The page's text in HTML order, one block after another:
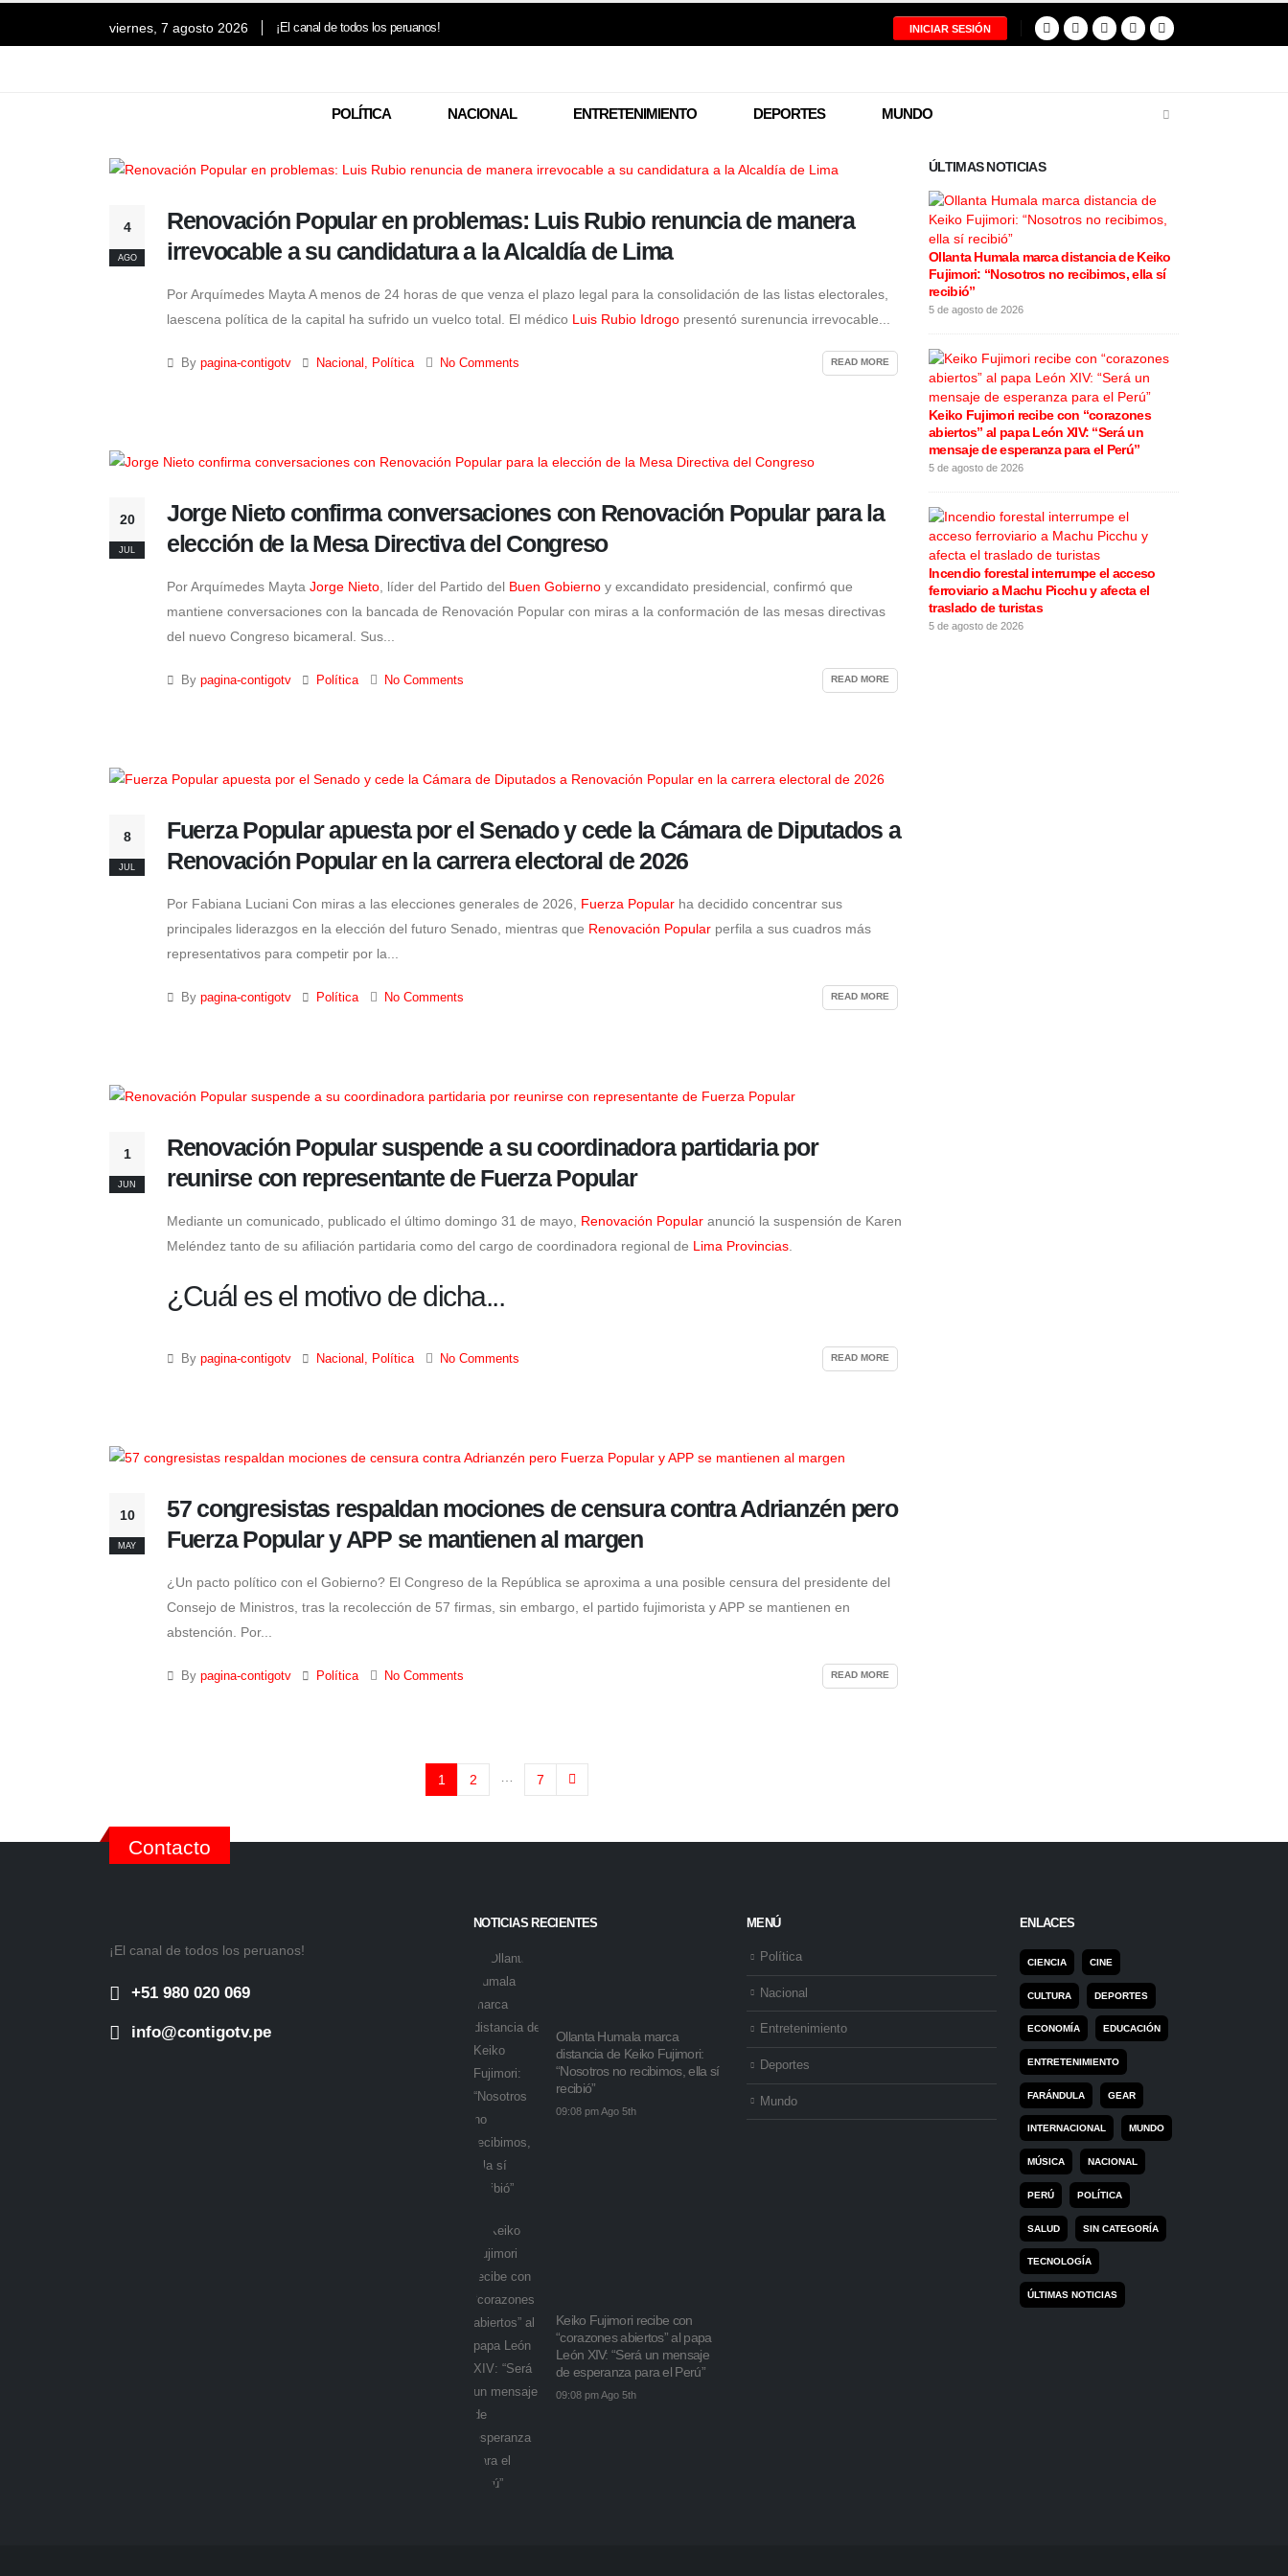
viernes, 7 agosto 2026 ¡El canal de todos los peruanos! INICIAR SESIÓN
POLÍTICA NACIONAL ENTRETENIMIENTO DEPORTES MUNDO
4
AGO
Renovación Popular en problemas: Luis Rubio renuncia de manera
irrevocable a su candidatura a la Alcaldía de Lima
Por Arquímedes Mayta A menos de 24 horas de que venza el plazo legal para la consolidación de las listas electorales,
laescena política de la capital ha sufrido un vuelco total. El médico Luis Rubio Idrogo presentó surenuncia irrevocable...
By pagina-contigotv Nacional , Política No Comments READ MORE
20
JUL
Jorge Nieto confirma conversaciones con Renovación Popular para la
elección de la Mesa Directiva del Congreso
Por Arquímedes Mayta Jorge Nieto , líder del Partido del Buen Gobierno y excandidato presidencial, confirmó que
mantiene conversaciones con la bancada de Renovación Popular con miras a la conformación de las mesas directivas
del nuevo Congreso bicameral. Sus...
By pagina-contigotv Política No Comments READ MORE
8
JUL
Fuerza Popular apuesta por el Senado y cede la Cámara de Diputados a
Renovación Popular en la carrera electoral de 2026
Por Fabiana Luciani Con miras a las elecciones generales de 2026, Fuerza Popular ha decidido concentrar sus
principales liderazgos en la elección del futuro Senado, mientras que Renovación Popular perfila a sus cuadros más
representativos para competir por la...
By pagina-contigotv Política No Comments READ MORE
1
JUN
Renovación Popular suspende a su coordinadora partidaria por
reunirse con representante de Fuerza Popular
Mediante un comunicado, publicado el último domingo 31 de mayo, Renovación Popular anunció la suspensión de Karen
Meléndez tanto de su afiliación partidaria como del cargo de coordinadora regional de Lima Provincias
¿Cuál es el motivo de dicha...
By pagina-contigotv Nacional , Política No Comments READ MORE
10
MAY
57 congresistas respaldan mociones de censura contra Adrianzén pero
Fuerza Popular y APP se mantienen al margen
¿Un pacto político con el Gobierno? El Congreso de la República se aproxima a una posible censura del presidente del
Consejo de Ministros, tras la recolección de 57 firmas, sin embargo, el partido fujimorista y APP se mantienen en
abstención. Por...
By pagina-contigotv Política No Comments READ MORE
1 2 7
ÚLTIMAS NOTICIAS
Ollanta Humala marca distancia de Keiko
Fujimori: “Nosotros no recibimos, ella sí
recibió”
5 de agosto de 2026
Keiko Fujimori recibe con “corazones
abiertos” al papa León XIV: “Será un
mensaje de esperanza para el Perú”
5 de agosto de 2026
Incendio forestal interrumpe el acceso
ferroviario a Machu Picchu y afecta el
traslado de turistas
5 de agosto de 2026
Contacto
¡El canal de todos los peruanos!
+51 980 020 069
info@contigotv.pe
NOTICIAS RECIENTES
Ollanta Humala marca
distancia de Keiko Fujimori:
“Nosotros no recibimos, ella sí
recibió”
09:08 pm Ago 5th
Keiko Fujimori recibe con
“corazones abiertos” al papa
León XIV: “Será un mensaje
de esperanza para el Perú”
09:08 pm Ago 5th
MENÚ
Política
Nacional
Entretenimiento
Deportes
Mundo
ENLACES
CIENCIA CINE
CULTURA DEPORTES
ECONOMÍA EDUCACIÓN
ENTRETENIMIENTO
FARÁNDULA GEAR
INTERNACIONAL MUNDO
MÚSICA NACIONAL
PERÚ POLÍTICA
SALUD SIN CATEGORÍA
TECNOLOGÍA
ÚLTIMAS NOTICIAS